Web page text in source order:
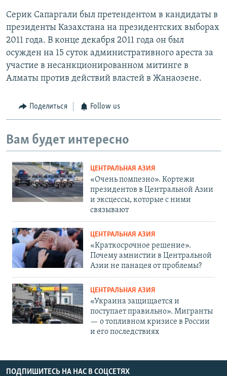
Серик Сапаргали был претендентом в кандидаты в
президенты Казахстана на президентских выборах
2011 года. В конце декабря 2011 года он был
осужден на 15 суток административного ареста за
участие в несанкционированном митинге в
Алматы против действий властей в Жанаозене.
Поделиться Follow us
Вам будет интересно
ЦЕНТРАЛЬНАЯ АЗИЯ
«Очень помпезно». Кортежи
президентов в Центральной Азии
и эксцессы, которые с ними
связывают
ЦЕНТРАЛЬНАЯ АЗИЯ
«Краткосрочное решение».
Почему амнистии в Центральной
Азии не панацея от проблемы?
ЦЕНТРАЛЬНАЯ АЗИЯ
«Украина защищается и
поступает правильно». Мигранты
— о топливном кризисе в России
и его последствиях
ПОДПИШИТЕСЬ НА НАС В СОЦСЕТЯХ